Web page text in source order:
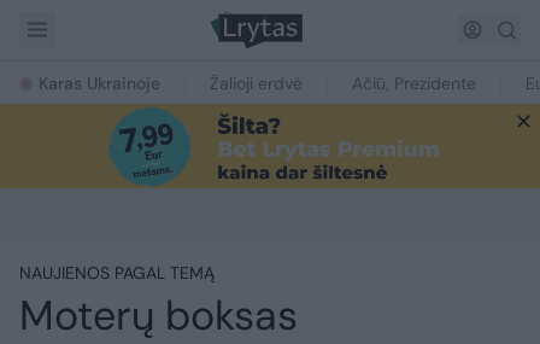
Karas Ukrainoje Žalioji erdvė Ačiū, Prezidente
NAUJIENOS PAGAL TEMĄ
Moterų boksas